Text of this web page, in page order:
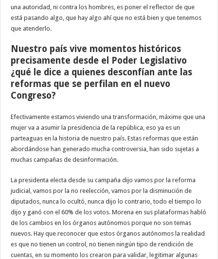
una autoridad, ni contra los hombres, es poner el reflector de que
está pasando algo, que hay algo ahí que no está bien y que tenemos
que atenderlo.
Nuestro país vive momentos históricos
precisamente desde el Poder Legislativo
¿qué le dice a quienes desconfían ante las
reformas que se perfilan en el nuevo
Congreso?
Efectivamente estamos viviendo una transformación, máxime que una
mujer va a asumir la presidencia de la república, eso ya es un
parteaguas en la historia de nuestro país. Estas reformas que están
abordándose han generado mucha controversia, han sido sujetas a
muchas campañas de desinformación.
La presidenta electa desde su campaña dijo vamos por la reforma
judicial, vamos por la no reelección, vamos por la disminución de
diputados, nunca lo ocultó, nunca dijo lo contrario, todo el tiempo lo
dijo y ganó con el 60% de los votos. Morena en sus plataformas habló
de los cambios en los órganos autónomos porque no son temas
nuevos. Hay que reconocer que estos órganos autónomos la realidad
es que no tienen un control, no tienen ningún tipo de rendición de
cuentas, en su momento los crearon para validar, legitimar algunas